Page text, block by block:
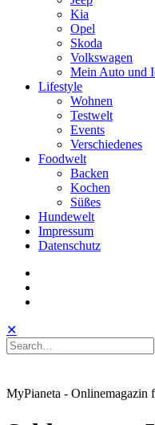
Kia
Opel
Skoda
Volkswagen
Mein Auto und
Lifestyle
Wohnen
Testwelt
Events
Verschiedenes
Foodwelt
Backen
Kochen
Süßes
Hundewelt
Impressum
Datenschutz
Toggle
Mobile
Menu
Open
Search
✕
Search
Search
for:
MyPianeta - Onlinemagazin